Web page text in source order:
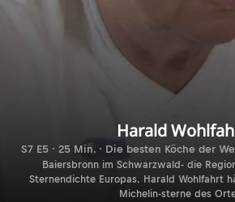
Harald
S7 E5 · 25 Min. · Die besten Köche der
Baiersbronn im Schwarzwald- die
Sternendichte Europas. Harald Wohlfahrt
Michelin-sterne des